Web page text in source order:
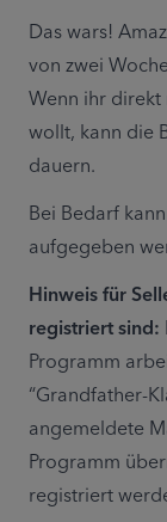
Das wars!
von zwei
Wenn ihr
wollt, kann die
dauern.
Bei Bedarf
aufgegeben
Hinweis für
registriert sind:
Programm
“Grandfather-
angemeldete
Programm
registriert